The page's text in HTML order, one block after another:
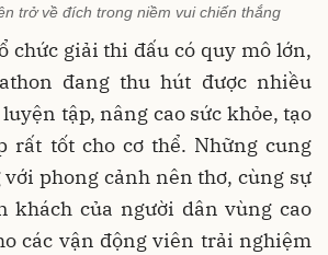
trở về đích trong niềm vui chiến thắng
chức giải thi đấu có quy mô lớn,
đang thu hút được nhiều
tập, nâng cao sức khỏe, tạo
rất tốt cho cơ thể. Những cung
phong cảnh nên thơ, cùng sự
khách của người dân vùng cao
các vận động viên trải nghiệm